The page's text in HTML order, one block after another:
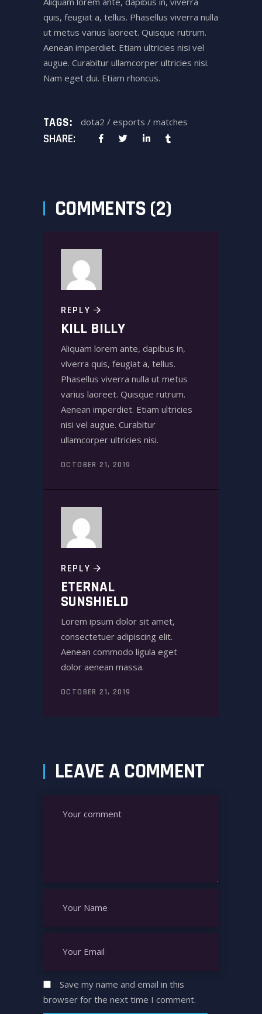
quis, feugiat a, tellus. Phasellus viverra nulla
ut metus varius laoreet. Quisque rutrum.
Aenean imperdiet. Etiam ultricies nisi vel
augue. Curabitur ullamcorper ultricies nisi.
Nam eget dui. Etiam rhoncus.
TAGS: dota2 / esports / matches
SHARE:
COMMENTS (2)
REPLY
KILL BILLY
Aliquam lorem ante, dapibus in,
viverra quis, feugiat a, tellus.
Phasellus viverra nulla ut metus
varius laoreet. Quisque rutrum.
Aenean imperdiet. Etiam ultricies
nisi vel augue. Curabitur
ullamcorper ultricies nisi.
OCTOBER 21, 2019
REPLY
ETERNAL
SUNSHIELD
Lorem ipsum dolor sit amet,
consectetuer adipiscing elit.
Aenean commodo ligula eget
dolor aenean massa.
OCTOBER 21, 2019
LEAVE A COMMENT
Save my name and email in this
browser for the next time I comment.